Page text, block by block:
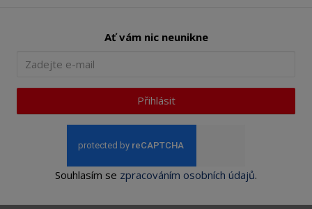
Ať vám nic neunikne
Přihlásit
Souhlasím se zpracováním osobních údajů.